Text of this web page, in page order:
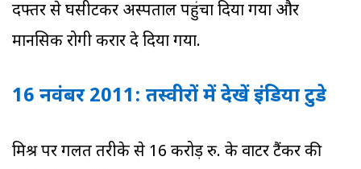
दफ्तर से घसीटकर अस्पताल पहुंचा दिया गया और
मानसिक रोगी करार दे दिया गया.
16 नवंबर 2011: तस्‍वीरों में देखें इंडिया टुडे
मिश्र पर गलत तरीके से 16 करोड़ रु. के वाटर टैंकर की